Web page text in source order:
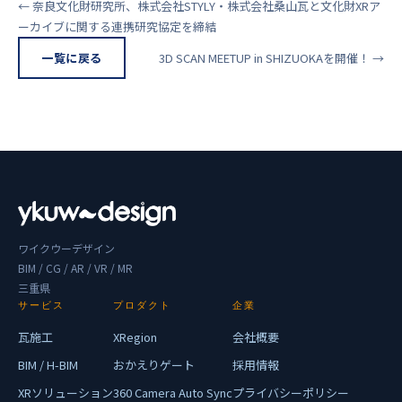
← 奈良文化財研究所、株式会社STYLY・株式会社桑山瓦と文化財XRア
ーカイブに関する連携研究協定を締結
一覧に戻る
3D SCAN MEETUP in SHIZUOKAを開催！ →
ワイクウーデザイン
BIM / CG / AR / VR / MR
三重県
サービス
瓦施工
BIM / H-BIM
XRソリューション
プロダクト
XRegion
おかえりゲート
360 Camera Auto Sync
企業
会社概要
採用情報
プライバシーポリシー